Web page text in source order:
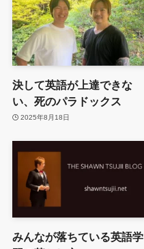
決して英語が上達できな
い、死のパラドックス
2025年8月18日
みんなが落ちている英語学